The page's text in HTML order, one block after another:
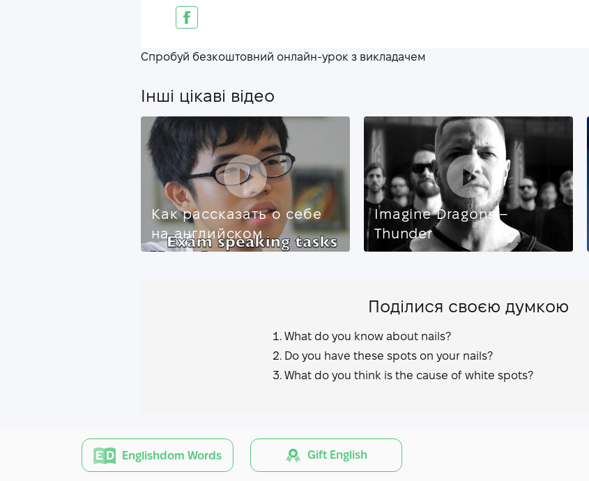
Спробуй безкоштовний онлайн-урок з викладачем
Інші цікаві відео
Как рассказать о себе
на английском
Imagine Dragons –
Thunder
Поділися своєю думкою
What do you know about nails?
Do you have these spots on your nails?
What do you think is the cause of white spots?
Englishdom Words Gift English